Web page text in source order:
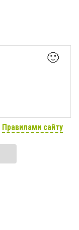
🙂
Правилами сайту